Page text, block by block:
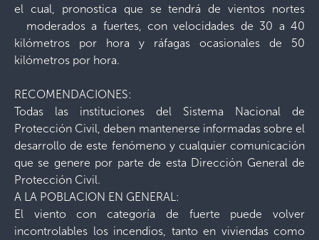
el cual, pronostica que se tendrá de vientos nortes
moderados a fuertes, con velocidades de 30 a 40
kilómetros por hora y ráfagas ocasionales de 50
kilómetros por hora.
RECOMENDACIONES:
Todas las instituciones del Sistema Nacional de
Protección Civil, deben mantenerse informadas sobre el
desarrollo de este fenómeno y cualquier comunicación
que se genere por parte de esta Dirección General de
Protección Civil.
A LA POBLACION EN GENERAL:
El viento con categoría de fuerte puede volver
incontrolables los incendios, tanto en viviendas como